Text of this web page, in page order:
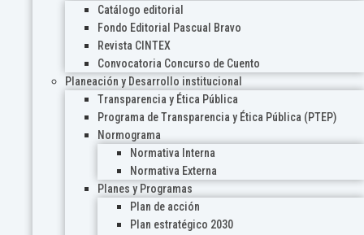
Catálogo editorial
Fondo Editorial Pascual Bravo
Revista CINTEX
Convocatoria Concurso de Cuento
Planeación y Desarrollo institucional
Transparencia y Ética Pública
Programa de Transparencia y Ética Pública (PTEP)
Normograma
Normativa Interna
Normativa Externa
Planes y Programas
Plan de acción
Plan estratégico 2030